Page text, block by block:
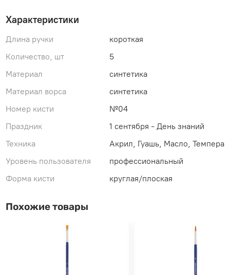
Характеристики
Длина ручки
короткая
Количество, шт
5
Материал
синтетика
Материал ворса
синтетика
Номер кисти
№04
Праздник
1 сентября - День знаний
Техника
Акрил, Гуашь, Масло, Темпера
Уровень пользователя
профессиональный
Форма кисти
круглая/плоская
Похожие товары